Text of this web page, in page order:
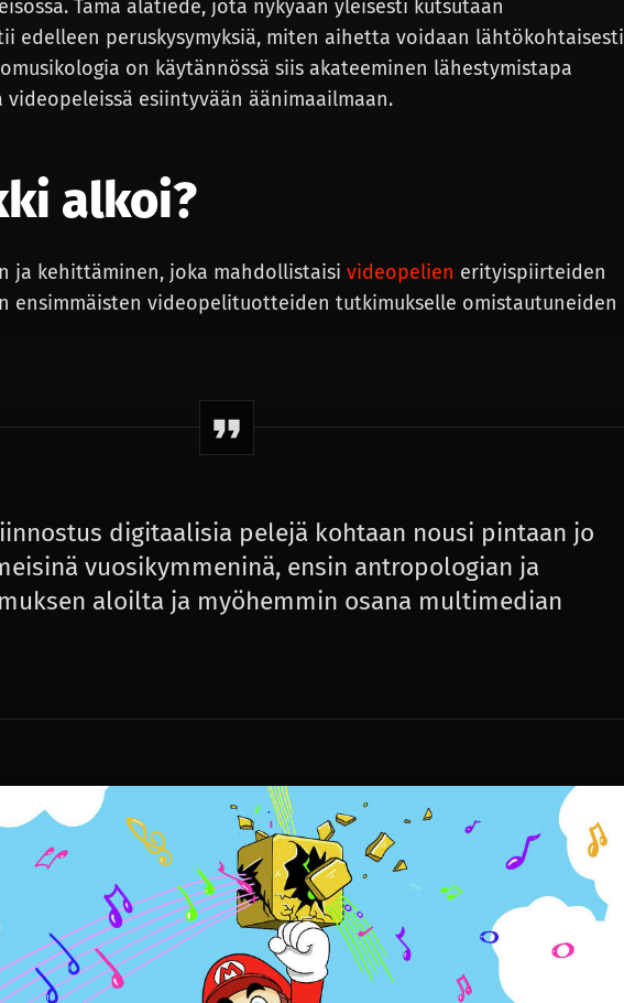
Tämä alatiede, jota nykyään yleisesti kutsutaan
edelleen peruskysymyksiä, miten aihetta voidaan lähtökohtaisesti
on käytännössä siis akateeminen lähestymistapa
esiintyvään äänimaailmaan.
alkoi?
ja kehittäminen, joka mahdollistaisi videopelien erityispiirteiden
ensimmäisten videopelituotteiden tutkimukselle omistautuneiden
digitaalisia pelejä kohtaan nousi pintaan jo
vuosikymmeninä, ensin antropologian ja
aloilta ja myöhemmin osana multimedian